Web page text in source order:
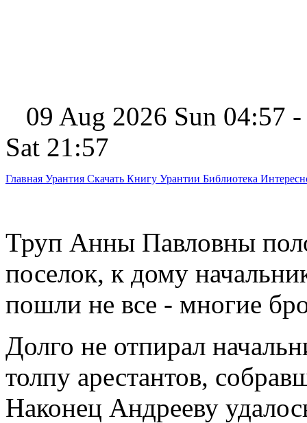
09 Aug 2026 Sun 04:57
Sat 21:57
Главная Урантия Скачать Книгу Урантии Библиотека
Труп Анны Павловны
поселок, к дому
пошли не все - многие
Долго не отпирал
толпу арестантов,
Наконец Андрееву